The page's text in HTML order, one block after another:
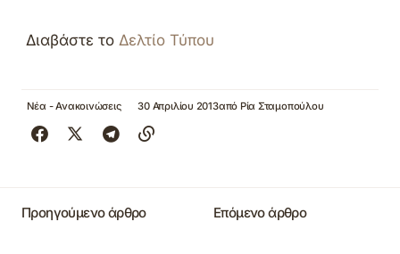
Διαβάστε το Δελτίο Τύπου
Νέα - Ανακοινώσεις 30 Απριλίου 2013από Ρία Σταμοπούλου
Προηγούμενο άρθρο Επόμενο άρθρο